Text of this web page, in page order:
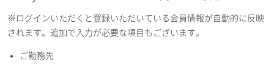
E-mailアドレス（半角英数）
※ログインいただくと登録いただいている会員情報が自動的に反映
されます。追加で入力が必要な項目もございます。
ご勤務先